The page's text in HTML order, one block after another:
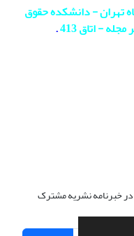
تهران - دانشکده حقوق
.
در خبرنامه نشریه مشترک